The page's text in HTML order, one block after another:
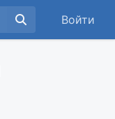
Войти